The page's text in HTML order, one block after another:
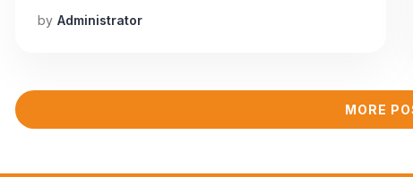
konstruksi, dua jenis lantai yang sering
dibandingkan adalah epoxy dan lantai beton.
sangat penting untuk mencapai lantai yang
tahan lama dan sesuai dengan kebutuhan. Tim
by Administrator
MORE